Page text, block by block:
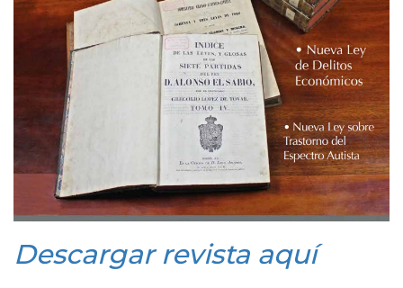
Descargar revista aquí